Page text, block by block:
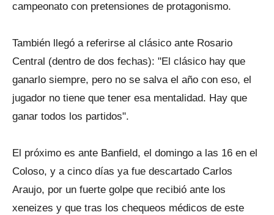
campeonato con pretensiones de protagonismo.
También llegó a referirse al clásico ante Rosario
Central (dentro de dos fechas): "El clásico hay que
ganarlo siempre, pero no se salva el año con eso, el
jugador no tiene que tener esa mentalidad. Hay que
ganar todos los partidos".
El próximo es ante Banfield, el domingo a las 16 en el
Coloso, y a cinco días ya fue descartado Carlos
Araujo, por un fuerte golpe que recibió ante los
xeneizes y que tras los chequeos médicos de este